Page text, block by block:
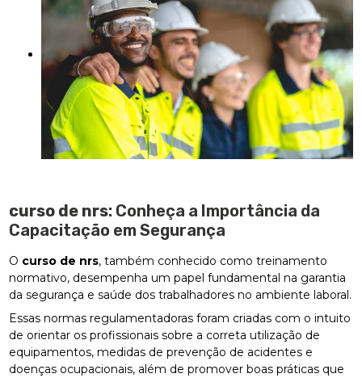
curso de nrs: Conheça a Importância da
Capacitação em Segurança
O curso de nrs, também conhecido como treinamento
normativo, desempenha um papel fundamental na garantia
da segurança e saúde dos trabalhadores no ambiente laboral.
Essas normas regulamentadoras foram criadas com o intuito
de orientar os profissionais sobre a correta utilização de
equipamentos, medidas de prevenção de acidentes e
doenças ocupacionais, além de promover boas práticas que